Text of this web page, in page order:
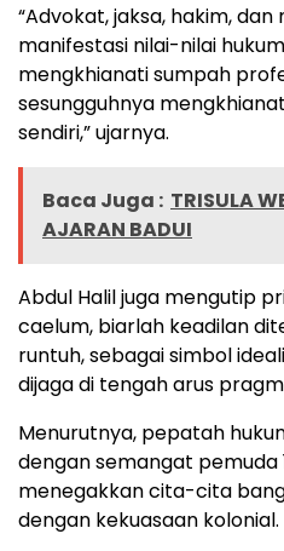
“Advokat, jaksa, hakim,
manifestasi nilai-nilai
mengkhianati sumpah
sesungguhnya
sendiri,” ujarnya.
Baca Juga : TRISULA
AJARAN BADUI
Abdul Halil juga mengutip
caelum, biarlah keadilan
runtuh, sebagai simbol
dijaga di tengah arus
Menurutnya, pepatah
dengan semangat pemuda
menegakkan cita-cita
dengan kekuasaan kolonial.